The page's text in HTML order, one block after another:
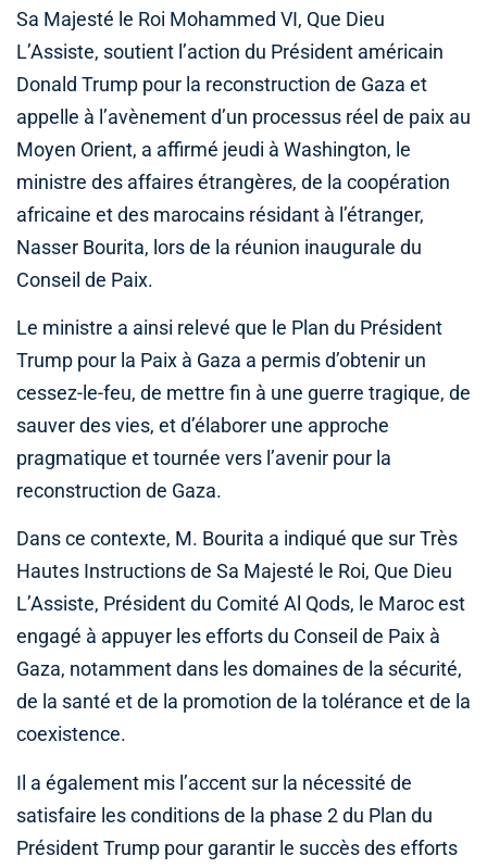
Sa Majesté le Roi Mohammed VI, Que Dieu
L’Assiste, soutient l’action du Président américain
Donald Trump pour la reconstruction de Gaza et
appelle à l’avènement d’un processus réel de paix au
Moyen Orient, a affirmé jeudi à Washington, le
ministre des affaires étrangères, de la coopération
africaine et des marocains résidant à l’étranger,
Nasser Bourita, lors de la réunion inaugurale du
Conseil de Paix.
Le ministre a ainsi relevé que le Plan du Président
Trump pour la Paix à Gaza a permis d’obtenir un
cessez-le-feu, de mettre fin à une guerre tragique, de
sauver des vies, et d’élaborer une approche
pragmatique et tournée vers l’avenir pour la
reconstruction de Gaza.
Dans ce contexte, M. Bourita a indiqué que sur Très
Hautes Instructions de Sa Majesté le Roi, Que Dieu
L’Assiste, Président du Comité Al Qods, le Maroc est
engagé à appuyer les efforts du Conseil de Paix à
Gaza, notamment dans les domaines de la sécurité,
de la santé et de la promotion de la tolérance et de la
coexistence.
Il a également mis l’accent sur la nécessité de
satisfaire les conditions de la phase 2 du Plan du
Président Trump pour garantir le succès des efforts